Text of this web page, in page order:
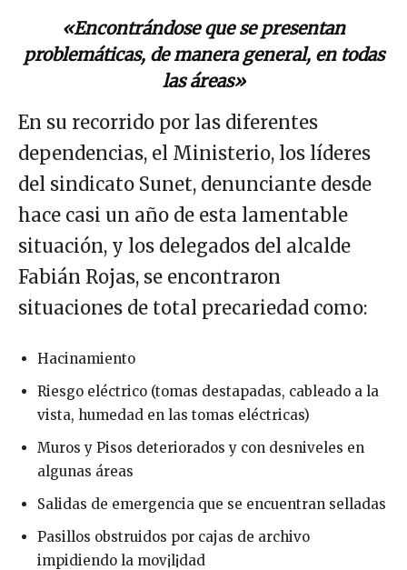
«Encontrándose que se presentan
problemáticas, de manera general, en todas
las áreas»
En su recorrido por las diferentes
dependencias, el Ministerio, los líderes
del sindicato Sunet, denunciante desde
hace casi un año de esta lamentable
situación, y los delegados del alcalde
Fabián Rojas, se encontraron
situaciones de total precariedad como:
Hacinamiento
Riesgo eléctrico (tomas destapadas, cableado a la
vista, humedad en las tomas eléctricas)
Muros y Pisos deteriorados y con desniveles en
algunas áreas
Salidas de emergencia que se encuentran selladas
Pasillos obstruidos por cajas de archivo
impidiendo la mov¡l¡dad